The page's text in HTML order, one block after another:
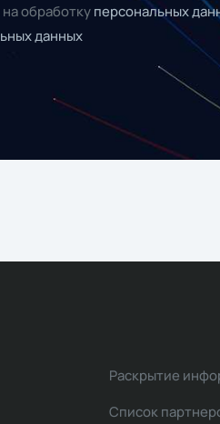
обработку персональных
данных
Раскрытие
Список